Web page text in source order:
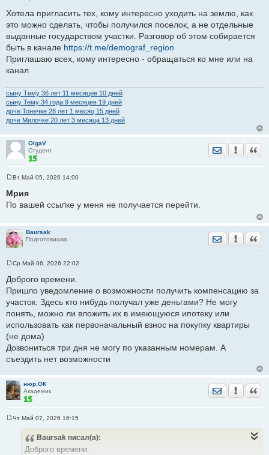
о
б
е
н
е
Хотела пригласить тех, кому интересно уходить на землю, как
это можно сделать, чтобы получился поселок, а не отдельные
выданные государством участки. Разговор об этом собирается
быть в канале https://t.me/demograf_region
Приглашаю всех, кому интересно - обращаться ко мне или на
канал
сыну Тиму 36 лет 11 месяцев 10 дней
сыну Тему 34 годa 9 месяцев 19 дней
доче Тонечке 28 лет 1 месяц 15 дней
доче Милочке 20 лет 3 месяца 13 дней
OlgaV
Студент
Отправить
о
б
н
и
е
Вт Май 05, 2026 14:00
Мрия
По вашей ссылке у меня не получается перейти.
Baursak
Подготовишка
Отправить
о
б
щ
е
н
е
Ср Май 06, 2026 22:02
Доброго времени.
Пришло уведомление о возможности получить компенсацию за
участок. Здесь кто нибудь получал уже деньгами? Не могу
понять, можно ли вложить их в имеющуюся ипотеку или
использовать как первоначальный взнос на покупку квартиры
(не дома)
Дозвониться три дня не могу по указанным номерам. А
съездить нет возможности
нюр.ОК
Академик
Отправить
Чт Май 07, 2026 16:15
Baursak писал(а):
Доброго времени.